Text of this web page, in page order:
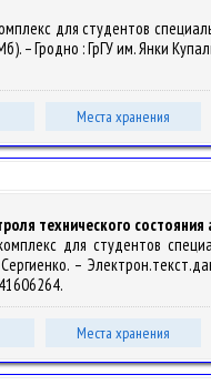
для студентов
– Гродно : ГрГУ им. Янки
Места хранения
технического
для студентов
–
Места хранения